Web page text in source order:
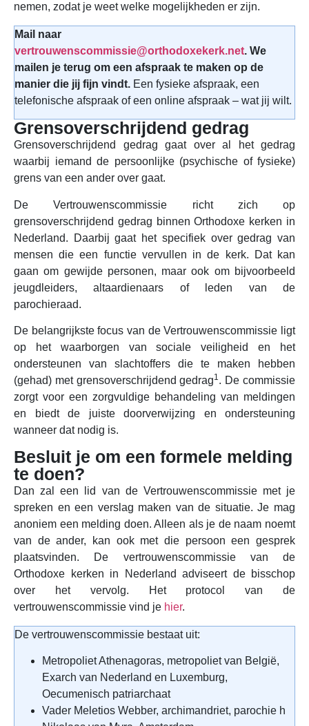
nemen, zodat je weet welke mogelijkheden er zijn.
Mail naar
vertrouwenscommissie@orthodoxekerk.net. We
mailen je terug om een afspraak te maken op de
manier die jij fijn vindt. Een fysieke afspraak, een
telefonische afspraak of een online afspraak – wat jij wilt.
Grensoverschrijdend gedrag
Grensoverschrijdend gedrag gaat over al het gedrag
waarbij iemand de persoonlijke (psychische of fysieke)
grens van een ander over gaat.
De Vertrouwenscommissie richt zich op
grensoverschrijdend gedrag binnen Orthodoxe kerken in
Nederland. Daarbij gaat het specifiek over gedrag van
mensen die een functie vervullen in de kerk. Dat kan
gaan om gewijde personen, maar ook om bijvoorbeeld
jeugdleiders, altaardienaars of leden van de
parochieraad.
De belangrijkste focus van de Vertrouwenscommissie ligt
op het waarborgen van sociale veiligheid en het
ondersteunen van slachtoffers die te maken hebben
(gehad) met grensoverschrijdend gedrag1. De commissie
zorgt voor een zorgvuldige behandeling van meldingen
en biedt de juiste doorverwijzing en ondersteuning
wanneer dat nodig is.
Besluit je om een formele melding
te doen?
Dan zal een lid van de Vertrouwenscommissie met je
spreken en een verslag maken van de situatie. Je mag
anoniem een melding doen. Alleen als je de naam noemt
van de ander, kan ook met die persoon een gesprek
plaatsvinden. De vertrouwenscommissie van de
Orthodoxe kerken in Nederland adviseert de bisschop
over het vervolg. Het protocol van de
vertrouwenscommissie vind je hier.
De vertrouwenscommissie bestaat uit:
Metropoliet Athenagoras, metropoliet van België,
Exarch van Nederland en Luxemburg,
Oecumenisch patriarchaat
Vader Meletios Webber, archimandriet, parochie h